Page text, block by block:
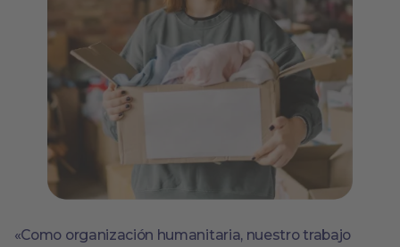
«Como organización humanitaria, nuestro trabajo